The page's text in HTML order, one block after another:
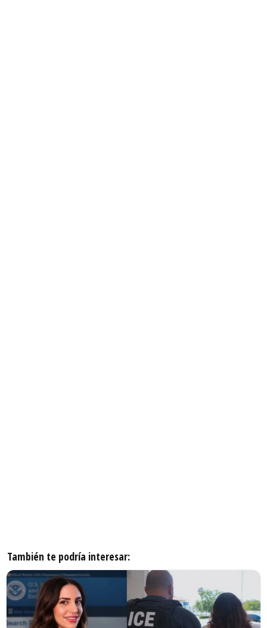
También te podría interesar: